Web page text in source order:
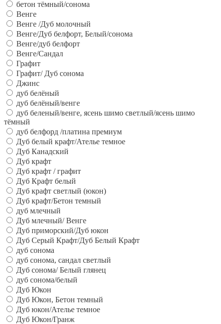
бетон тёмный/сонома
Венге
Венге /Дуб молочный
Венге/Дуб белфорт, Белый/сонома
Венге/дуб белфорт
Венге/Сандал
Графит
Графит/ Дуб сонома
Джинс
дуб белёный
дуб белёный/венге
дуб беленый/венге, ясень шимо светлый/ясень шимо
тёмный
дуб белфорд /платина премиум
Дуб белый крафт/Ателье темное
Дуб Канадский
Дуб крафт
Дуб крафт / графит
Дуб Крафт белый
Дуб крафт светлый (юкон)
Дуб крафт/Бетон темный
дуб млечный
Дуб млечный/ Венге
Дуб приморский/Дуб юкон
Дуб Серый Крафт/Дуб Белый Крафт
дуб сонома
дуб сонома, сандал светлый
Дуб сонома/ Белый глянец
дуб сонома/белый
Дуб Юкон
Дуб Юкон, Бетон темный
Дуб юкон/Ателье темное
Дуб Юкон/Гранж